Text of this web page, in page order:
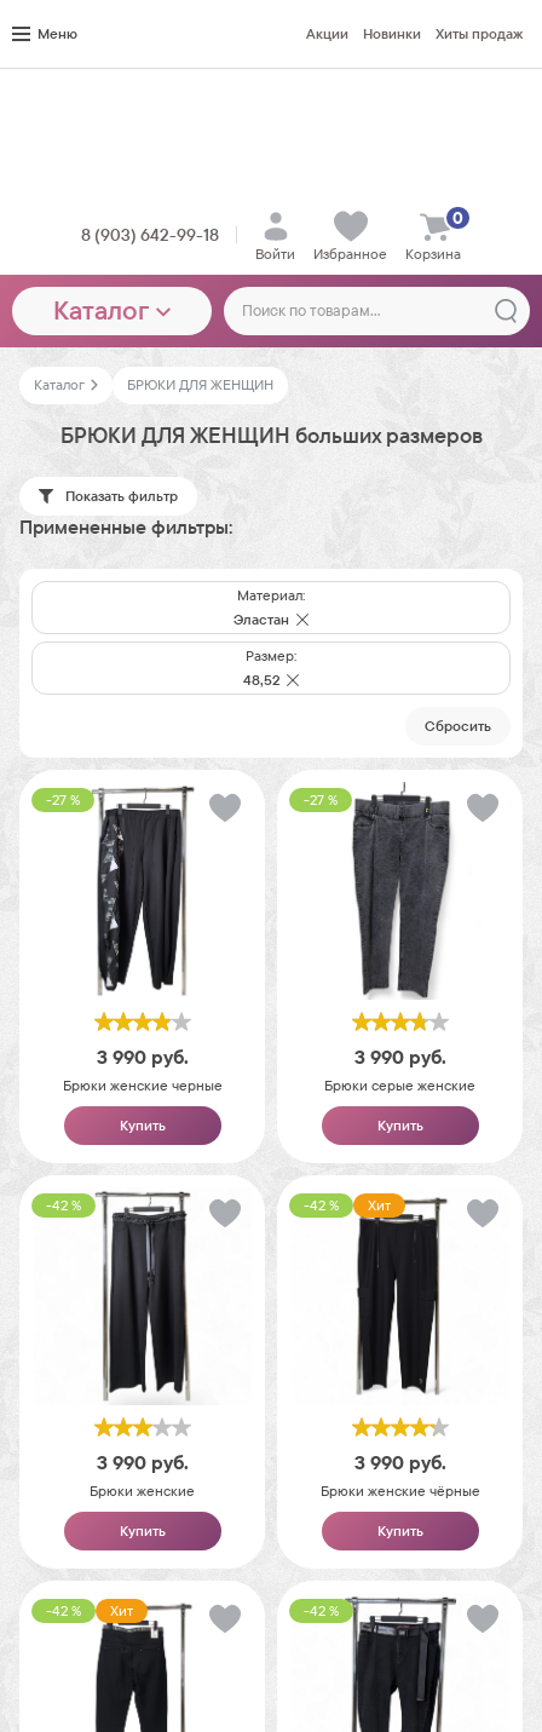
Меню Акции Новинки Хиты продаж
8 (903) 642-99-18
Войти Избранное Корзина
0
Каталог
Каталог БРЮКИ ДЛЯ ЖЕНЩИН
БРЮКИ ДЛЯ ЖЕНЩИН больших размеров
Показать фильтр
Примененные фильтры:
Материал:
Эластан
Размер:
48,52
Cбросить
-27 %
3 990 руб.
Брюки женские черные
Купить
-27 %
3 990 руб.
Брюки серые женские
Купить
-42 %
3 990 руб.
Брюки женские
Купить
-42 % Хит
3 990 руб.
Брюки женские чёрные
Купить
-42 % Хит -42 %